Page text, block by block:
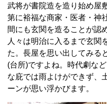
武将が書院造を造り始め屋
第に裕福な商家・医者・神
間にも玄関を造ることが認
人々は明治に入るまで玄関
た。長屋を思い出してみる
(台所)ですよね。時代劇な
な庇では雨よけができず、
ーンが思い浮かびます。